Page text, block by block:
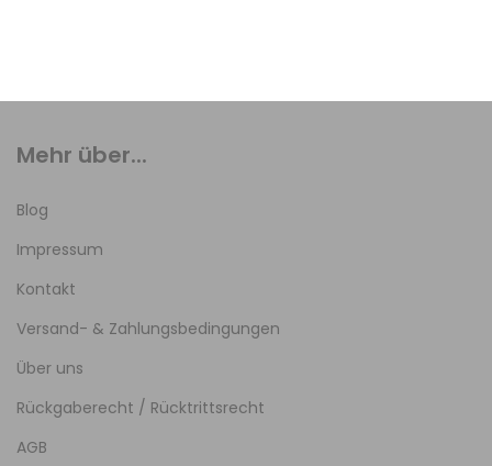
Mehr über...
Blog
Impressum
Kontakt
Versand- & Zahlungsbedingungen
Über uns
Rückgaberecht / Rücktrittsrecht
AGB